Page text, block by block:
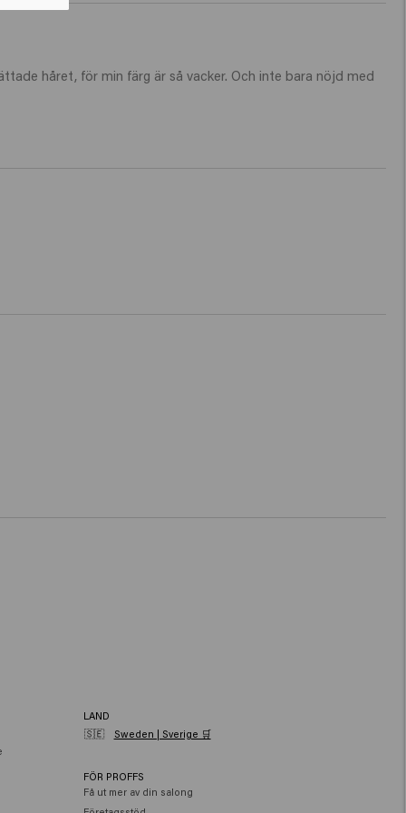
håret, för min färg är så vacker. Och inte bara nöjd med
LAND
🇸🇪
Sweden | Sverige 🛒
FÖR PROFFS
Få ut mer av din salong